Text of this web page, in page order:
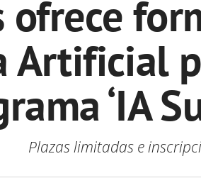
ofrece
‘IA
Plazas limitadas e